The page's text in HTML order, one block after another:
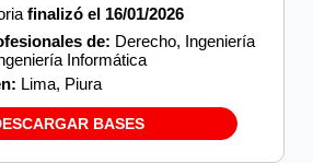
finalizó el 16/01/2026
de: Derecho, Ingeniería
Informática
Lima, Piura
BASES